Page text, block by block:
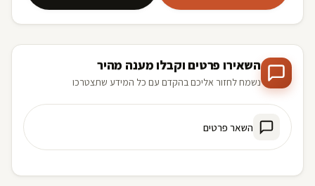
השאירו פרטים וקבלו מענה מהיר
נשמח לחזור אליכם בהקדם עם כל המידע שתצטרכו
השאר פרטים